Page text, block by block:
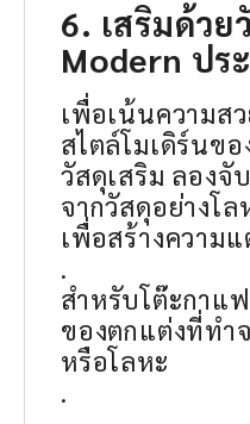
6. เสริมด้ว
Modern ปร
เพื่อเน้นความส
สไตล์โมเดิร์นข
วัสดุเสริม ลองจั
จากวัสดุอย่างโ
เพื่อสร้างความ
.
สำหรับโต๊ะกาแ
ของตกแต่งที่ทำ
หรือโลหะ
.